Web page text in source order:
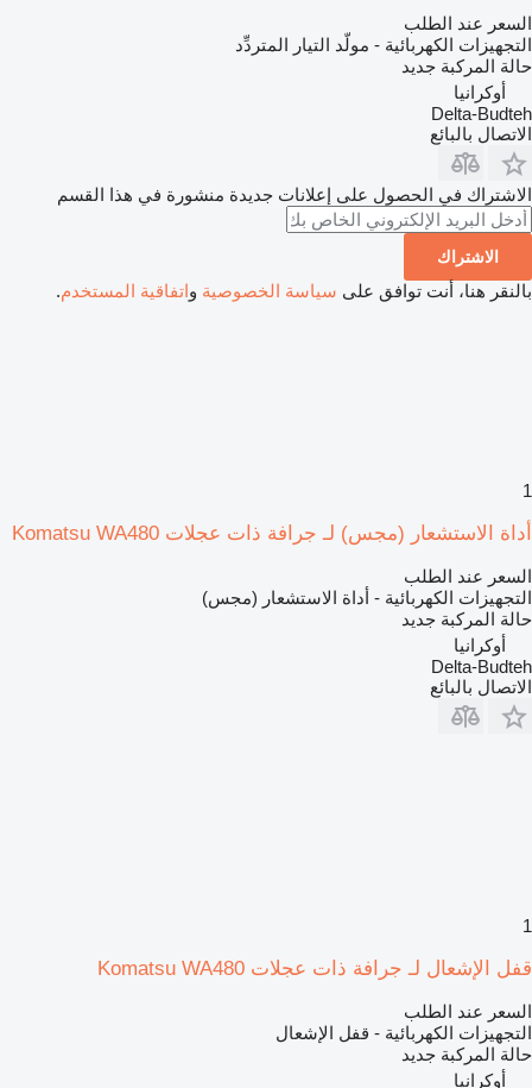
السعر عند الطلب
التجهيزات الكهربائية - مولّد التيار المتردِّد
حالة المركبة جديد
أوكرانيا
Delta-Budteh
الاتصال بالبائع
الاشتراك في الحصول على إعلانات جديدة منشورة في هذا القسم
الاشتراك
بالنقر هنا، أنت توافق على سياسة الخصوصية واتفاقية المستخدم.
1
أداة الاستشعار (مجس) لـ جرافة ذات عجلات Komatsu WA480
السعر عند الطلب
التجهيزات الكهربائية - أداة الاستشعار (مجس)
حالة المركبة جديد
أوكرانيا
Delta-Budteh
الاتصال بالبائع
1
قفل الإشعال لـ جرافة ذات عجلات Komatsu WA480
السعر عند الطلب
التجهيزات الكهربائية - قفل الإشعال
حالة المركبة جديد
أوكرانيا